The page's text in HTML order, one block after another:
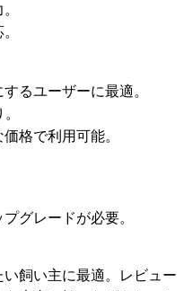
るユーザーに最適。
格で利用可能。
グレードが必要。
飼い主に最適。レビュー